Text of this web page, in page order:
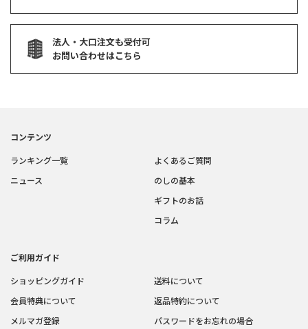
法人・大口注文も受付可
お問い合わせはこちら
コンテンツ
ランキング一覧
ニュース
よくあるご質問
のしの基本
ギフトのお話
コラム
ご利用ガイド
ショッピングガイド
会員特典について
メルマガ登録
送料について
返品特約について
パスワードをお忘れの場合